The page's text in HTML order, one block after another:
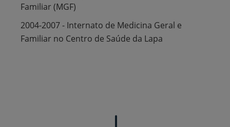
Familiar (MGF)
2004-2007 - Internato de Medicina Geral e
Familiar no Centro de Saúde da Lapa